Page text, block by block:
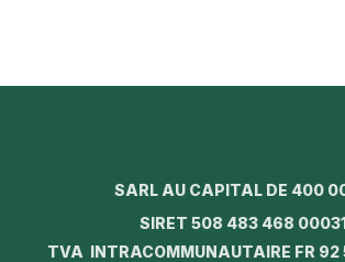
SARL AU CAPITAL DE 400
SIRET 508 483 468
TVA INTRACOMMUNAUTAIRE FR